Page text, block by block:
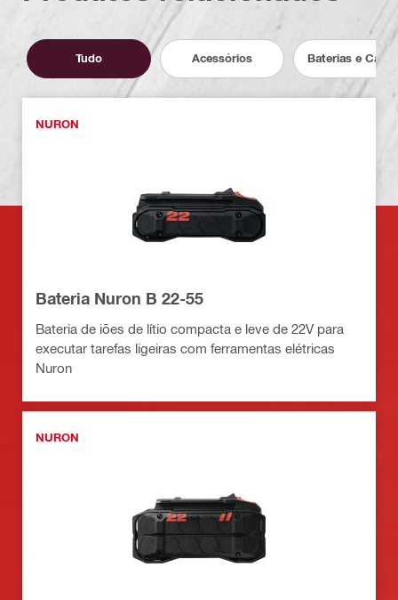
Tudo Acessórios Baterias e
NURON
Bateria Nuron B 22-55
Bateria de iões de lítio compacta e leve de 22V para
executar tarefas ligeiras com ferramentas elétricas
Nuron
NURON